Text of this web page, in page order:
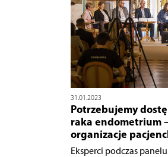
31.01.2023
Potrzebujemy
raka endometrium
organizacje
Eksperci podczas